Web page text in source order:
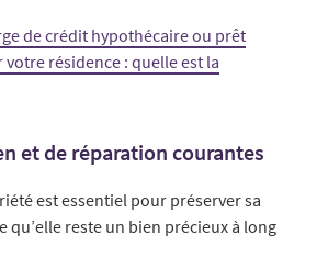
de crédit hypothécaire ou prêt
résidence : quelle est la
et de réparation courantes
est essentiel pour préserver sa
qu’elle reste un bien précieux à long